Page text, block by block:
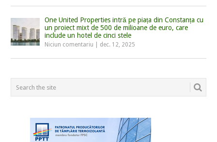
One United Properties intră pe piața din Constanța cu
un proiect mixt de 500 de milioane de euro, care
include un hotel de cinci stele
Niciun comentariu dec. 12, 2025